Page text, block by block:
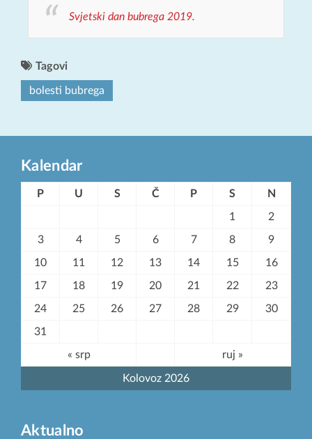
Svjetski dan bubrega 2019.
Tagovi
bolesti bubrega
Kalendar
Kolovoz 2026
P U S Č P S N
1 2
3 4 5 6 7 8 9
10 11 12 13 14 15 16
17 18 19 20 21 22 23
24 25 26 27 28 29 30
31
« srp ruj »
Aktualno